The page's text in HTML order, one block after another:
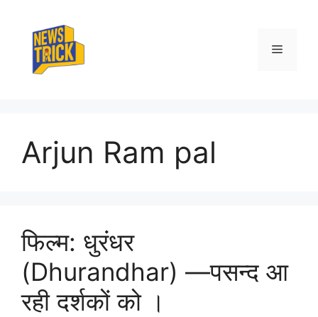
content
Menu
Arjun Ram pal
फिल्म: धुरंधर
(Dhurandhar) —पसन्द आ
रही दर्शकों को ।